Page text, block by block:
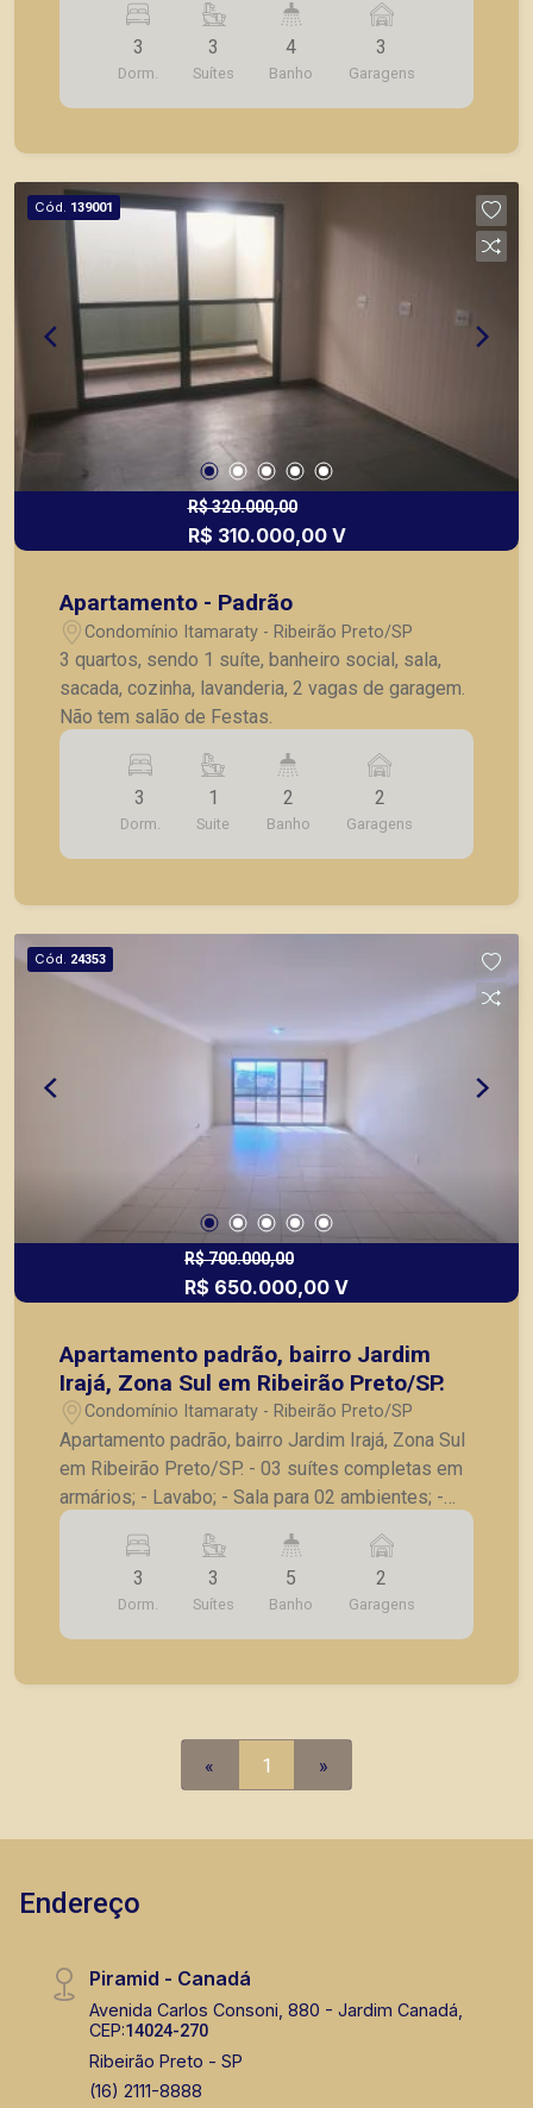
fechada em vidro; - Cozinha planejada; -
Lavanderia; - Banheiro de serviço; - 03 Vagas de
garagem. A Piramid tem como objetivo atender
seus clientes com agilidade e segurança, em
Ribeirão Preto.
3
Dorm.
3
Suítes
4
Banho
3
Garagens
Cód. 139001
R$ 320.000,00
R$ 310.000,00 V
Apartamento - Padrão
Condomínio Itamaraty - Ribeirão Preto/SP
3 quartos, sendo 1 suíte, banheiro social, sala,
sacada, cozinha, lavanderia, 2 vagas de garagem.
Não tem salão de Festas.
3
Dorm.
1
Suite
2
Banho
2
Garagens
Cód. 24353
R$ 700.000,00
R$ 650.000,00 V
Apartamento padrão, bairro Jardim
Irajá, Zona Sul em Ribeirão Preto/SP.
Condomínio Itamaraty - Ribeirão Preto/SP
Apartamento padrão, bairro Jardim Irajá, Zona Sul
em Ribeirão Preto/SP. - 03 suítes completas em
armários; - Lavabo; - Sala para 02 ambientes; -
Sacada; - Cozinha com armários; - Lavanderia; -
Banheiro de serviço; - 02 vagas de garagem. A
Piramid tem como objetivo atender seus clientes
com agilidade e segurança, em locação, vendas
de imóveis prontos, usados ou mesmo nos
3
Dorm.
3
Suítes
5
Banho
2
Garagens
« 1 »
Endereço
Piramid - Canadá
Avenida Carlos Consoni, 880 - Jardim Canadá,
CEP:14024-270
Ribeirão Preto - SP
(16) 2111-8888